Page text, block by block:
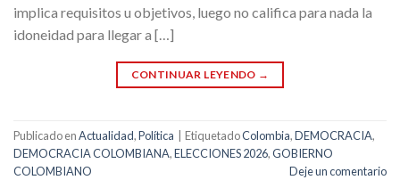
implica requisitos u objetivos, luego no califica para nada la
idoneidad para llegar a […]
CONTINUAR LEYENDO →
Publicado enActualidad,Política EtiquetadoColombia,DEMOCRACIA,
DEMOCRACIA COLOMBIANA,ELECCIONES 2026,GOBIERNO
COLOMBIANO
Deje un comentario